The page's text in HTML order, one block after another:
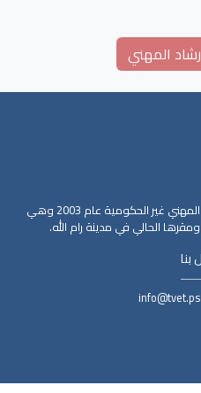
المهني
تأسست جمعية رابطة التعليم والتدريب المهني غير الحكومية عام 2003 وهي
الحالي في مدينة رام الله.
بنا
info@tvet.ps